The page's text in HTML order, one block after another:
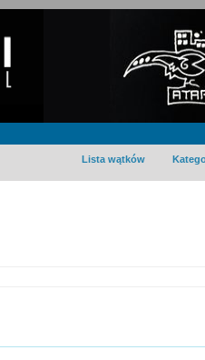
Lista wątków